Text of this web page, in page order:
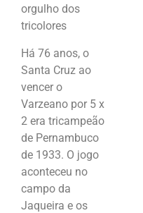
orgulho dos
tricolores
Há 76 anos, o
Santa Cruz ao
vencer o
Varzeano por 5 x
2 era tricampeão
de Pernambuco
de 1933. O jogo
aconteceu no
campo da
Jaqueira e os